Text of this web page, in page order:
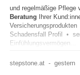
und regelmäßige Pflege
Beratung Ihrer
Schadensfall Profil •
Einfühlungsvermögen...
stepstone.at - gestern